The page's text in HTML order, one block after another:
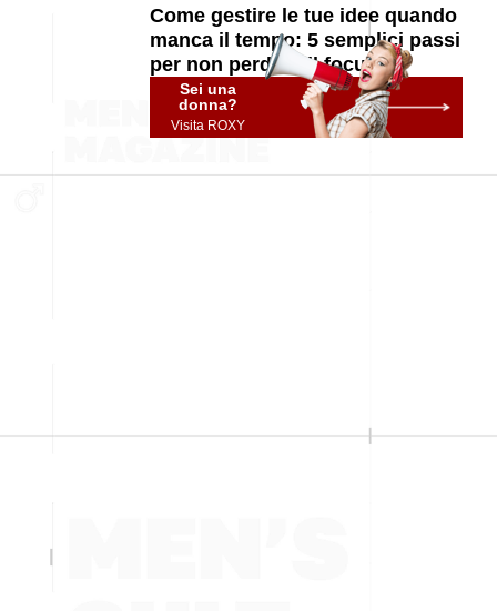
Come gestire le tue idee quando
manca il tempo: 5 semplici passi
per non perdere il focus
Sei una
donna?
Visita ROXY